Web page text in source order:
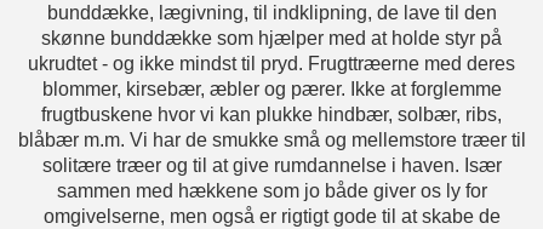
bunddække, lægivning, til indklipning, de lave til den
skønne bunddække som hjælper med at holde styr på
ukrudtet - og ikke mindst til pryd. Frugttræerne med deres
blommer, kirsebær, æbler og pærer. Ikke at forglemme
frugtbuskene hvor vi kan plukke hindbær, solbær, ribs,
blåbær m.m. Vi har de smukke små og mellemstore træer til
solitære træer og til at give rumdannelse i haven. Især
sammen med hækkene som jo både giver os ly for
omgivelserne, men også er rigtigt gode til at skabe de